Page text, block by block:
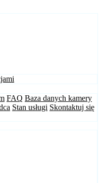
FAQ Baza danych kamery
Stan usługi Skontaktuj się